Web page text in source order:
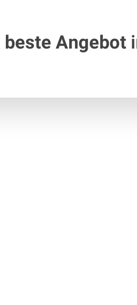
beste Angebot